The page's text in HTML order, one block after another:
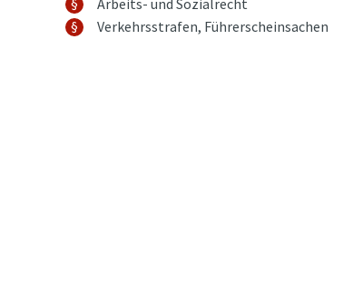
Arbeits- und Sozialrecht
Verkehrsstrafen, Führerscheinsachen